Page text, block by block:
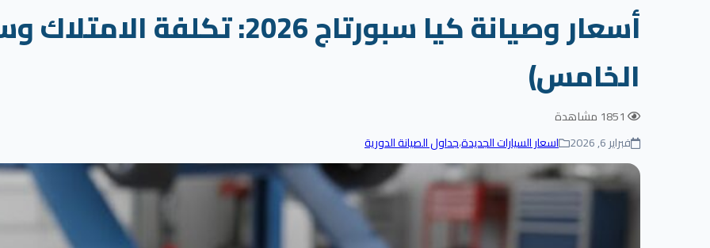
أسعار وصيانة كيا سبورتاج 2026:
الخامس)
فبراير 6, 2026 اسعار السيارات الجديدة،جداول الصيانة الدورية